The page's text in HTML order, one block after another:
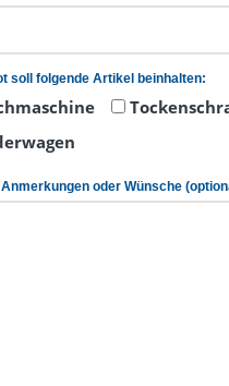
soll folgende Artikel beinhalten:
oder Wünsche